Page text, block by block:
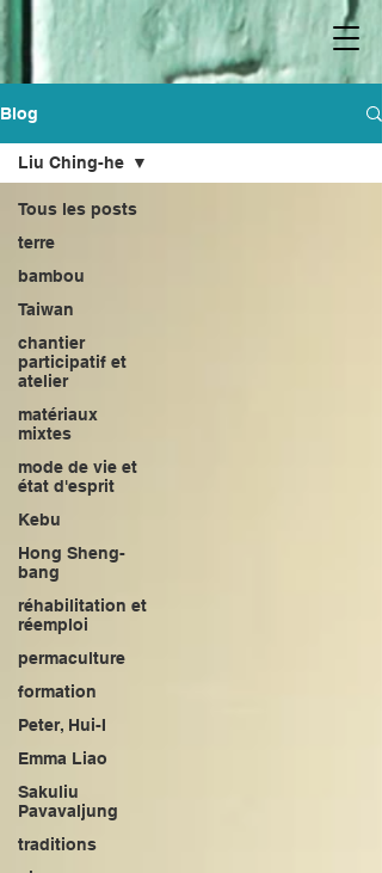
Blog
Tous les posts
terre
bambou
Taiwan
chantier
participatif et
atelier
matériaux
mixtes
mode de vie et
état d'esprit
Kebu
Hong Sheng-
bang
réhabilitation et
réemploi
permaculture
formation
Peter, Hui-I
Emma Liao
Sakuliu
Pavavaljung
traditions
Liu Ching-he